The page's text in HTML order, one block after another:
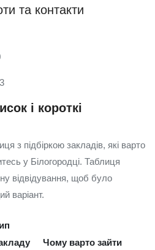
та контакти
і короткі
з підбіркою закладів, які варто
у Білогородці. Таблиця
відвідування, щоб було
варіант.
Чому варто зайти